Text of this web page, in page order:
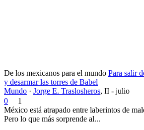
De los mexicanos para el mundo Para salir
y desarmar las torres de Babel
Mundo · Jorge E. Traslosheros, II - julio
0
1
México está atrapado entre laberintos de
Pero lo que más sorprende al...